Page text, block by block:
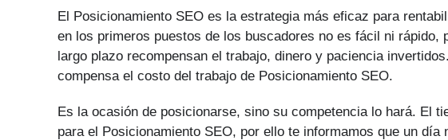
El Posicionamiento SEO es la estrategia más eficaz para
en los primeros puestos de los buscadores no es fácil ni rápido,
largo plazo recompensan el trabajo, dinero y paciencia
compensa el costo del trabajo de Posicionamiento SEO.
Es la ocasión de posicionarse, sino su competencia lo hará. El
para el Posicionamiento SEO, por ello te informamos que un día